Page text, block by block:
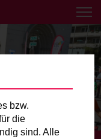
Nähe aus!
und
bzw.
die
sind. Alle